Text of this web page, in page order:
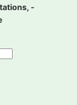
-